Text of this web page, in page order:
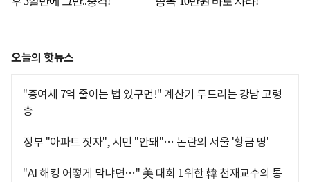
오늘의 핫뉴스
"증여세 7억 줄이는 법 있구먼!" 계산기 두드리는 강남 고령
층
정부 "아파트 짓자", 시민 "안돼"… 논란의 서울 '황금 땅'
"AI 해킹 어떻게 막냐면…" 美 대회 1위한 韓 천재교수의 통